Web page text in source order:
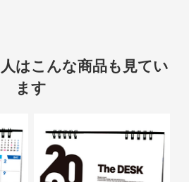
はこんな商品も見てい
ます